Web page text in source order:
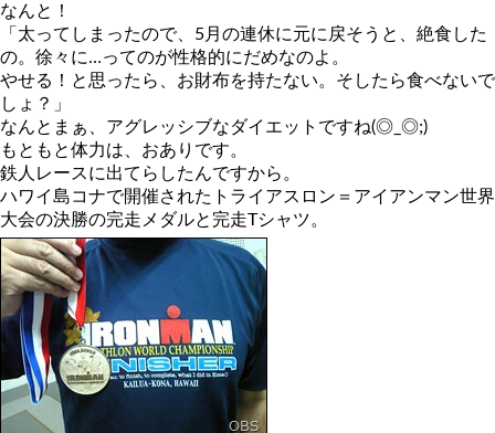
なんと！
「太ってしまったので、5月の連休に元に戻そうと、絶食した
の。徐々に…ってのが性格的にだめなのよ。
やせる！と思ったら、お財布を持たない。そしたら食べないで
しょ？」
なんとまぁ、アグレッシブなダイエットですね(◎_◎;)
もともと体力は、おありです。
鉄人レースに出てらしたんですから。
ハワイ島コナで開催されたトライアスロン＝アイアンマン世界
大会の決勝の完走メダルと完走Tシャツ。